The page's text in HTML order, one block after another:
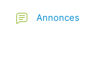
Annonces